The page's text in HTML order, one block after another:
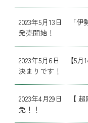
2023年5月13日 「伊
発売開始！
2023年5月6日 【5月
決まりです！
2023年4月29日 【
免！！